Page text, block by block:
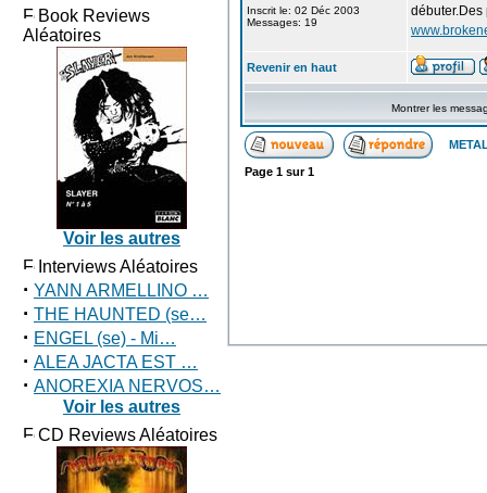
Book Reviews
Aléatoires
Voir les autres
Interviews Aléatoires
· YANN ARMELLINO …
· THE HAUNTED (se…
· ENGEL (se) - Mi…
· ALEA JACTA EST …
· ANOREXIA NERVOS…
Voir les autres
CD Reviews Aléatoires
Inscrit le: 02 Déc 2003
Messages: 19
débuter.Des
Revenir en haut
Montrer les
Page 1 sur1